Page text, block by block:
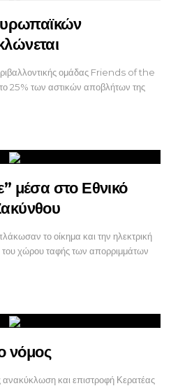
ομάδας Friends of the
25% των αστικών αποβλήτων της
μέσα στο Εθνικό
το οίκημα και την ηλεκτρική
χώρου ταφής των απορριμμάτων
νόμος
ανακύκλωση και επιστροφή Κερατέας